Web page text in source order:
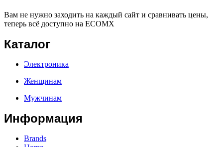
Вам не нужно заходить на каждый сайт и сравнивать цены,
теперь всё доступно на ECOMX
Каталог
Электроника
Женщинам
Мужчинам
Информация
Brands